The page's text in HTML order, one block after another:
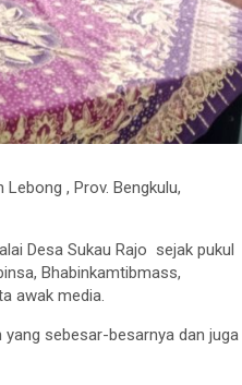
, Prov. Bengkulu,
Desa Sukau Rajo sejak pukul
Bhabinkamtibmass,
awak media.
sebesar-besarnya dan juga